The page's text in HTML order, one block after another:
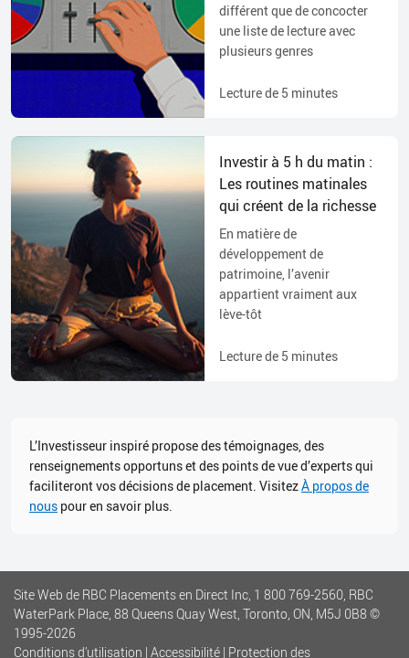
différent que de concocter
une liste de lecture avec
plusieurs genres
Lecture de 5 minutes
Investir à 5 h du matin :
Les routines matinales
qui créent de la richesse
En matière de
développement de
patrimoine, l’avenir
appartient vraiment aux
lève-tôt
Lecture de 5 minutes
L’Investisseur inspiré propose des témoignages, des
renseignements opportuns et des points de vue d’experts qui
faciliteront vos décisions de placement. VisitezÀ propos de
nous pour en savoir plus.
Site Web de RBC Placements en Direct Inc, 1 800 769-2560, RBC
WaterPark Place, 88 Queens Quay West, Toronto, ON, M5J 0B8 ©
1995-2026
Conditions d’utilisation | Accessibilité | Protection des